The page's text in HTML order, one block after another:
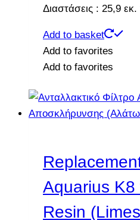
Διαστάσεις : 25,9
Add to basket
Add to favorites
Add to favorites
Aquarius
Resin